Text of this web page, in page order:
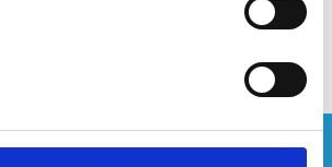
Afficher le produit
un devis personnalisé ?